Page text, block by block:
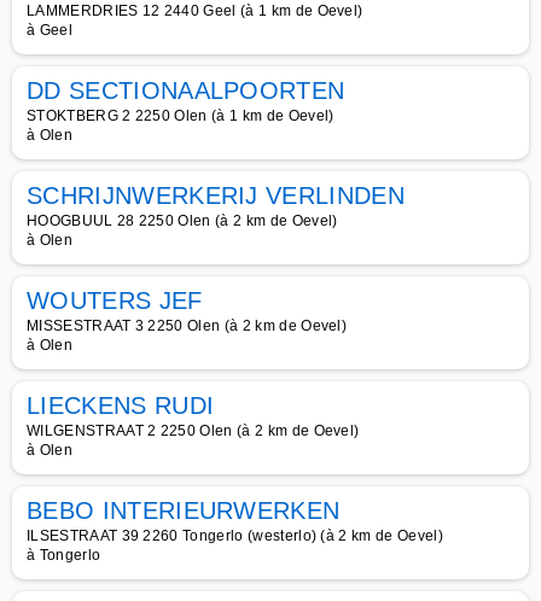
LAMMERDRIES 12 2440 Geel (à 1 km de Oevel)
à Geel
DD SECTIONAALPOORTEN
STOKTBERG 2 2250 Olen (à 1 km de Oevel)
à Olen
SCHRIJNWERKERIJ VERLINDEN
HOOGBUUL 28 2250 Olen (à 2 km de Oevel)
à Olen
WOUTERS JEF
MISSESTRAAT 3 2250 Olen (à 2 km de Oevel)
à Olen
LIECKENS RUDI
WILGENSTRAAT 2 2250 Olen (à 2 km de Oevel)
à Olen
BEBO INTERIEURWERKEN
ILSESTRAAT 39 2260 Tongerlo (westerlo) (à 2 km de Oevel)
à Tongerlo